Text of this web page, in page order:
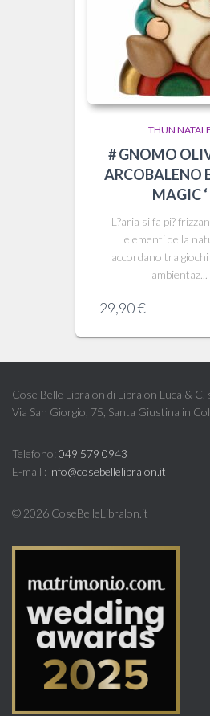
THUN NATALE
# GNOMO
ARCOBALENO
MAGIC ‘
L?aria si fa pi?
elementi della
accordano tra giochi
ambientaz...
29,90€
Cose Belle Libralon di Libralon Luca & C.
Via San Giorgio, 75, Santa Giustina in
Telefono: 049 579 0943
E-mail : info@cosebellelibralon.it
© 2026 CoseBelleLibralon.it